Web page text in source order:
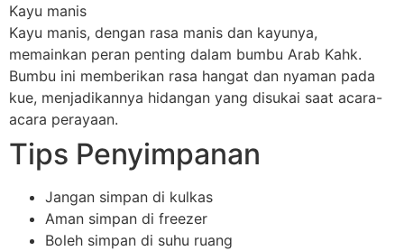
Kayu manis
Kayu manis, dengan rasa manis dan kayunya,
memainkan peran penting dalam bumbu Arab Kahk.
Bumbu ini memberikan rasa hangat dan nyaman pada
kue, menjadikannya hidangan yang disukai saat acara-
acara perayaan.
Tips Penyimpanan
Jangan simpan di kulkas
Aman simpan di freezer
Boleh simpan di suhu ruang